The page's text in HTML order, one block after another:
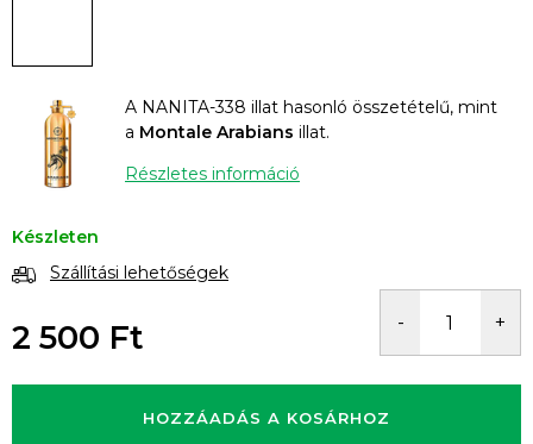
A NANITA-338 illat hasonló összetételű, mint
a Montale Arabians illat.
Részletes információ
Készleten
Szállítási lehetőségek
2 500 Ft
HOZZÁADÁS A KOSÁRHOZ